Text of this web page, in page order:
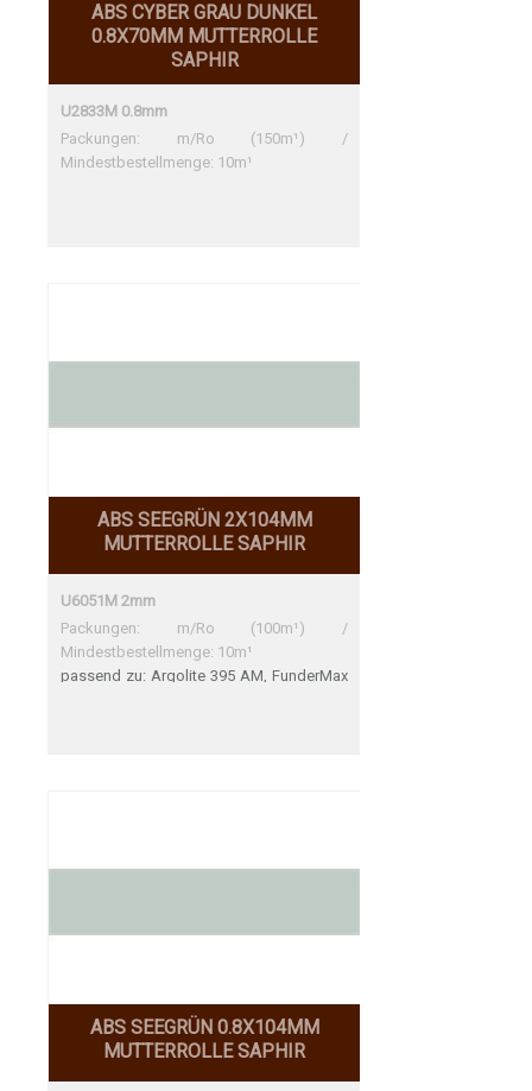
ABS CYBER GRAU DUNKEL
0.8X70MM MUTTERROLLE
SAPHIR
U2833M 0.8mm
Packungen: m/Ro (150m¹) /
Mindestbestellmenge: 10m¹
ABS SEEGRÜN 2X104MM
MUTTERROLLE SAPHIR
U6051M 2mm
Packungen: m/Ro (100m¹) /
Mindestbestellmenge: 10m¹
passend zu: Argolite 395 AM, FunderMax
ABS SEEGRÜN 0.8X104MM
MUTTERROLLE SAPHIR